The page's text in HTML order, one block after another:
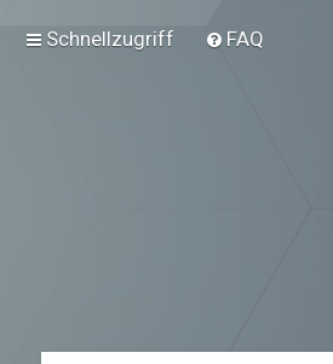
Schnellzugriff FAQ